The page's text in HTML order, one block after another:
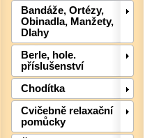
Bandáže, Ortézy,
Obinadla, Manžety,
Dlahy
Berle, hole.
příslušenství
Chodítka
Cvičebně relaxační
pomůcky